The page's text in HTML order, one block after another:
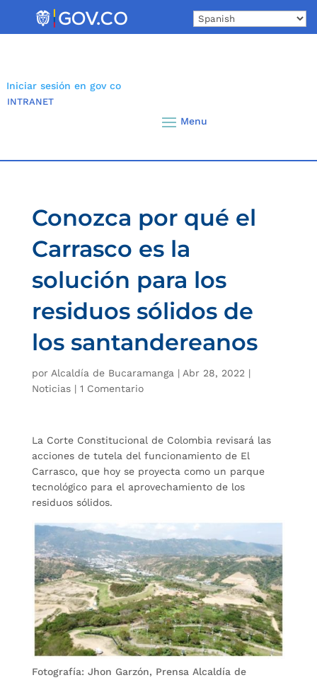
Iniciar sesión en gov co
INTRANET
Conozca por qué el
Carrasco es la
solución para los
residuos sólidos de
los santandereanos
por Alcaldía de Bucaramanga | Abr 28, 2022 |
Noticias| 1 Comentario
La Corte Constitucional de Colombia revisará las
acciones de tutela del funcionamiento de El
Carrasco, que hoy se proyecta como un parque
tecnológico para el aprovechamiento de los
residuos sólidos.
Fotografía: Jhon Garzón, Prensa Alcaldía de